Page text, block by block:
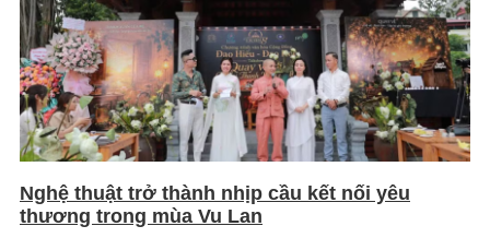
Nghệ thuật trở thành nhịp cầu kết nối yêu
thương trong mùa Vu Lan